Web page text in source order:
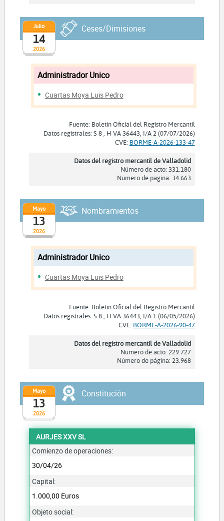
2026
Julio
14
Ceses/Dimisiones
Administrador Unico
Cuartas Moya Luis Pedro
Fuente: Boletín Oficial del Registro Mercantil
Datos registrales: S 8 , H VA 36443, I/A 2 (07/07/2026)
CVE: BORME-A-2026-133-47
Datos del registro mercantil de Valladolid
Número de acto: 331.180
Número de página: 34.663
2026
Mayo
13
Nombramientos
Administrador Unico
Cuartas Moya Luis Pedro
Fuente: Boletín Oficial del Registro Mercantil
Datos registrales: S 8 , H VA 36443, I/A 1 (06/05/2026)
CVE: BORME-A-2026-90-47
Datos del registro mercantil de Valladolid
Número de acto: 229.727
Número de página: 23.968
2026
Mayo
13
Constitución
AURJES XXV SL
Comienzo de operaciones:
30/04/26
Capital:
1.000,00 Euros
Objeto social: